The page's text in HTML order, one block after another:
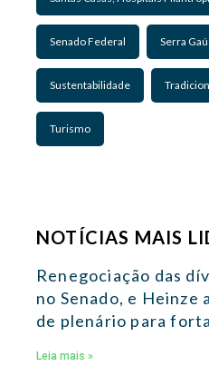
Senado Federal Serra
Sustentabilidade
Turismo
NOTÍCIAS MAIS
Renegociação das
no Senado, e Heinze
de plenário para
Leia mais »